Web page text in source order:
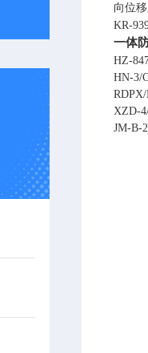
向位
KR-
一体
HZ-
HN-3/
XZD-
JM-B-